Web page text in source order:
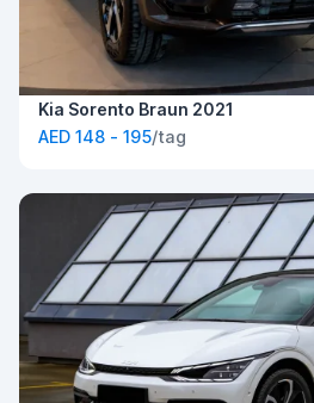
Kia Sorento Braun 2021
AED 148 - 195/tag